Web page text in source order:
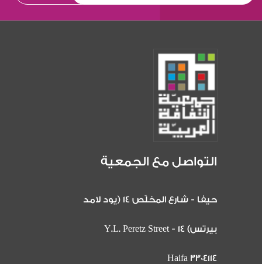
التواصل مع الجمعية
حيفا - شارع المخلّص 14 (يود لامد
بيرتس) 14 Y.L. Peretz Street -
Haifa 3304114